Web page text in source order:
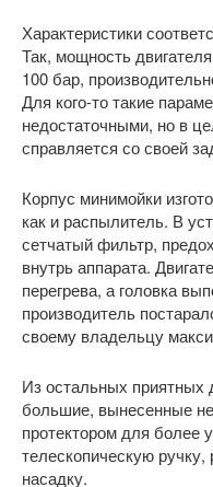
Характеристики
Так, мощность
100 бар,
Для кого-то такие
недостаточными, но в
справляется со своей
Корпус минимойки
как и распылитель. В
сетчатый фильтр,
внутрь аппарата.
перегрева, а головка
производитель
своему владельцу
Из остальных приятных
большие, вынесенные
протектором для более
телескопическую
насадку.